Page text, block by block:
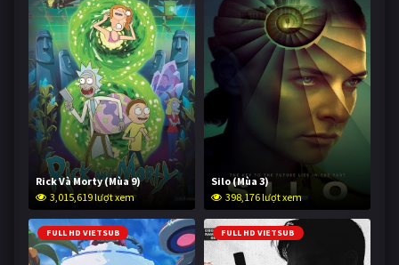
Rick Và Morty (Mùa 9)
3,015,619 lượt xem
Silo (Mùa 3)
398,176 lượt xem
FULL HD VIETSUB FULL HD VIETSUB